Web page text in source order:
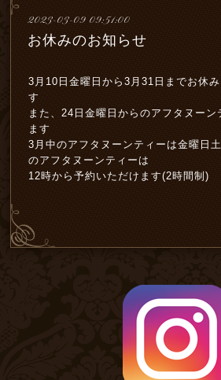
2023-03-09 09:51:00
お休みのお知らせ
3月10日金曜日から3月31日までお休
す
また、24日金曜日からのアフタヌーン
ます
3月中のアフタヌーンティーは金曜日
のアフタヌーンティーは
12時から予約いただけます(2時間制)